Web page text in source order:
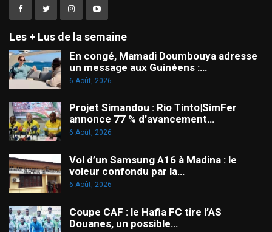
Les + Lus de la semaine
En congé, Mamadi Doumbouya adresse
un message aux Guinéens :…
6 Août, 2026
Projet Simandou : Rio Tinto|SimFer
annonce 77 % d’avancement…
6 Août, 2026
Vol d’un Samsung A16 à Madina : le
voleur confondu par la…
6 Août, 2026
Coupe CAF : le Hafia FC tire l’AS
Douanes, un possible…